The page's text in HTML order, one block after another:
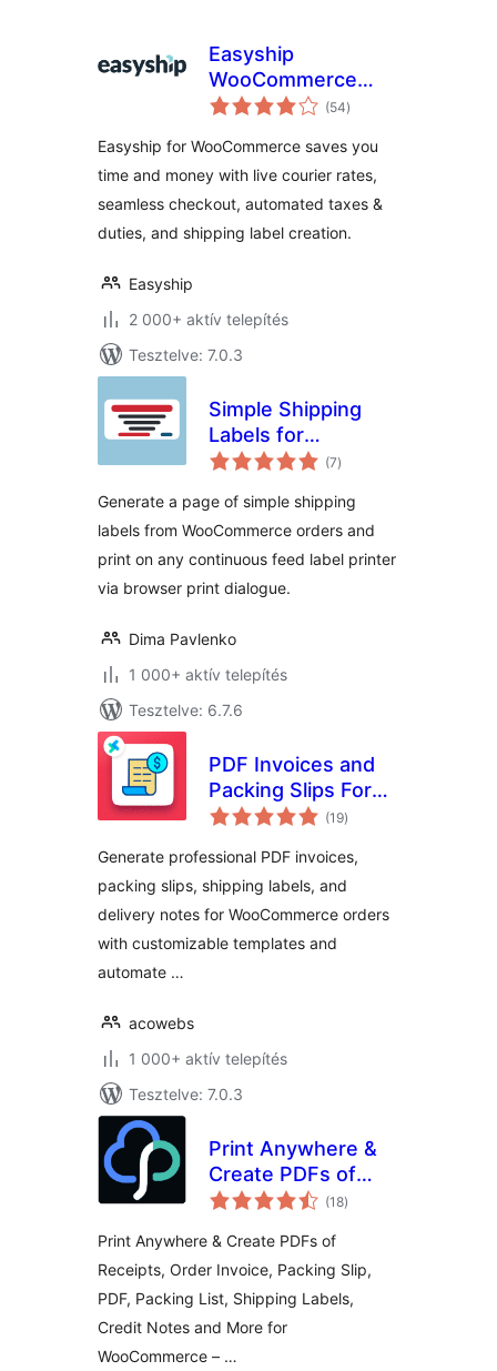
Easyship
WooCommerce
Shipping Rates
(54értékelés
összesen
)
Easyship for WooCommerce saves you
time and money with live courier rates,
seamless checkout, automated taxes &
duties, and shipping label creation.
Easyship
2 000+ aktív telepítés
Tesztelve: 7.0.3
Simple Shipping
Labels for
WooCommerce
(7értékelés
összesen
)
Generate a page of simple shipping
labels from WooCommerce orders and
print on any continuous feed label printer
via browser print dialogue.
Dima Pavlenko
1 000+ aktív telepítés
Tesztelve: 6.7.6
PDF Invoices and
Packing Slips For
WooCommerce
(19értékelés
összesen
)
Generate professional PDF invoices,
packing slips, shipping labels, and
delivery notes for WooCommerce orders
with customizable templates and
automate …
acowebs
1 000+ aktív telepítés
Tesztelve: 7.0.3
Print Anywhere &
Create PDFs of
Order Receipts,
More.
(18értékelés
összesen
)
Print Anywhere & Create PDFs of
Receipts, Order Invoice, Packing Slip,
PDF, Packing List, Shipping Labels,
Credit Notes and More for
WooCommerce – …